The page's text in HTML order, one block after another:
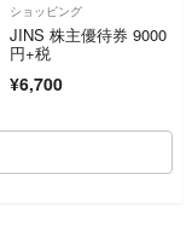
ショッピング
JINS 株主優待券 9000
円+税
¥6,700